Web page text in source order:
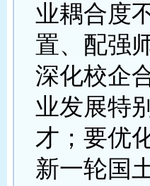
业耦合度
置、配强
深化校企
业发展特
才；要优
新一轮国